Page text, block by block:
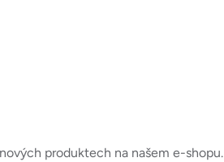
produktech na našem e-shopu.